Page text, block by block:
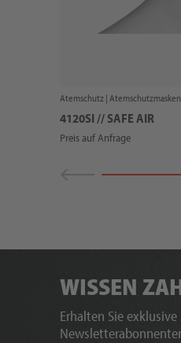
Atemschutz | Atemschutzmasken
4120SI // SAFE AIR
Preis auf Anfrage
WISSEN
Erhalten Sie